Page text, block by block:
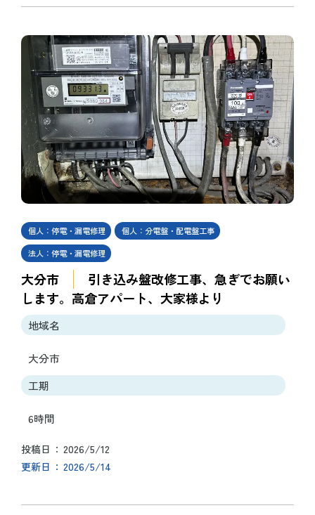
個人：停電・漏電修理
個人：分電盤・配電盤工事
法人：停電・漏電修理
大分市
引き込み盤改修工事、急ぎでお願い
します。高倉アパート、大家様より
地域名
大分市
工期
6時間
投稿日 2026/5/12
更新日 2026/5/14